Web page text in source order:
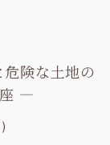
危険な土地の
座 ―